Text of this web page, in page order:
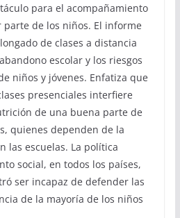
para el acompañamiento
parte de los niños. El informe
de clases a distancia
escolar y los riesgos
niños y jóvenes. Enfatiza que
presenciales interfiere
de una buena parte de
quienes dependen de la
las escuelas. La política
social, en todos los países,
ser incapaz de defender las
de la mayoría de los niños